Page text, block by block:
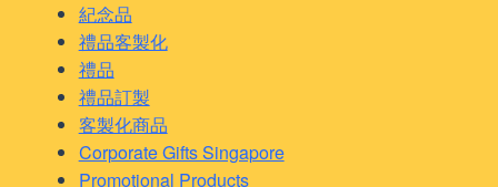
紀念品
禮品客製化
禮品
禮品訂製
客製化商品
Corporate Gifts Singapore
Promotional Products